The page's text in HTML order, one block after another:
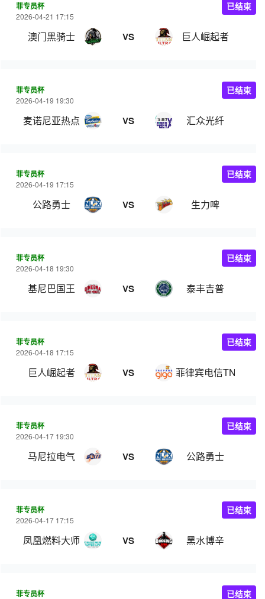
菲专员杯
2026-04-21 17:15
澳门黑骑士 VS 巨人崛起者
已结束
菲专员杯
2026-04-19 19:30
麦诺尼亚热点 VS 汇众光纤
已结束
菲专员杯
2026-04-19 17:15
公路勇士 VS 生力啤
已结束
菲专员杯
2026-04-18 19:30
基尼巴国王 VS 泰丰吉普
已结束
菲专员杯
2026-04-18 17:15
巨人崛起者 VS 菲律宾电信TNT
已结束
菲专员杯
2026-04-17 19:30
马尼拉电气 VS 公路勇士
已结束
菲专员杯
2026-04-17 17:15
凤凰燃料大师 VS 黑水博辛
已结束
菲专员杯 已结束